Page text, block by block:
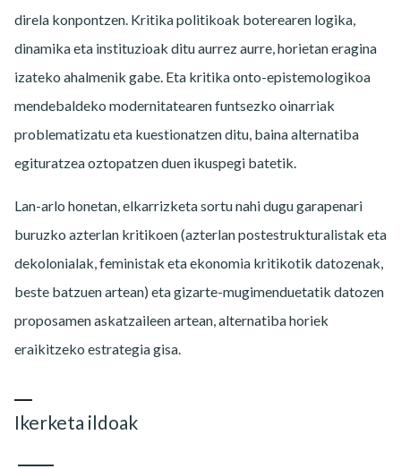
direla konpontzen. Kritika politikoak boterearen logika,
dinamika eta instituzioak ditu aurrez aurre, horietan eragina
izateko ahalmenik gabe. Eta kritika onto-epistemologikoa
mendebaldeko modernitatearen funtsezko oinarriak
problematizatu eta kuestionatzen ditu, baina alternatiba
egituratzea oztopatzen duen ikuspegi batetik.
Lan-arlo honetan, elkarrizketa sortu nahi dugu garapenari
buruzko azterlan kritikoen (azterlan postestrukturalistak eta
dekolonialak, feministak eta ekonomia kritikotik datozenak,
beste batzuen artean) eta gizarte-mugimenduetatik datozen
proposamen askatzaileen artean, alternatiba horiek
eraikitzeko estrategia gisa.
Ikerketa ildoak